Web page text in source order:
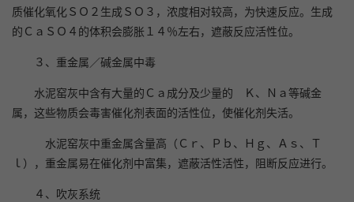
质催化氧化ＳＯ２生成ＳＯ３，浓度相对较高，为快速反应。生成
的ＣａＳＯ４的体积会膨胀１４％左右，遮蔽反应活性位。
３、重金属／碱金属中毒
水泥窑灰中含有大量的Ｃａ成分及少量的 Ｋ、Ｎａ等碱金
属，这些物质会毒害催化剂表面的活性位，使催化剂失活。
水泥窑灰中重金属含量高（Ｃｒ、Ｐｂ、Ｈｇ、Ａｓ、Ｔ
ｌ），重金属易在催化剂中富集，遮蔽活性活性，阻断反应进行。
４、吹灰系统